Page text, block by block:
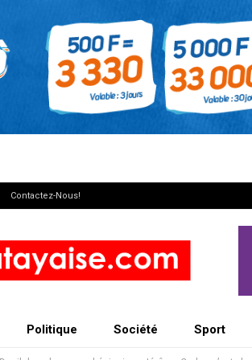
Contactez-Nous!
Politique Société Sport